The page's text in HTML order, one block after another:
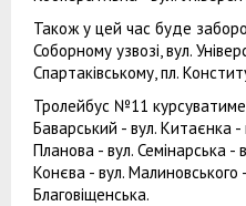
Також у цей час буде
Соборному узвозі, вул.
Спартаківському, пл.
Тролейбус №11
Баварський - вул. Китаєнка -
Планова - вул. Семінарська -
Конєва - вул. Малиновського
Благовіщенська.